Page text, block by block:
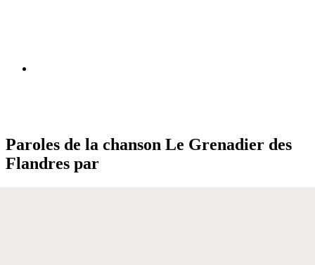
Paroles de la chanson Le Grenadier des
Flandres par